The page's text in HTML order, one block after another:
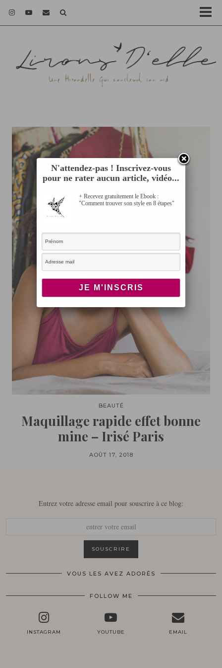
BEAUTÉ
Maquillage rapide effet bonne
mine – Irisé Paris
AOÛT 17, 2018
Entrez votre adresse email pour souscrire à ce blog:
VOUS LES AVEZ ADORÉS
FOLLOW ME
INSTAGRAM YOUTUBE EMAIL
N'attendez-pas ! Inscrivez-vous
pour ne rater aucun article, vidéo...
+ Recevez gratuitement le Ebook :
"Comment trouver son style en 8 étapes"